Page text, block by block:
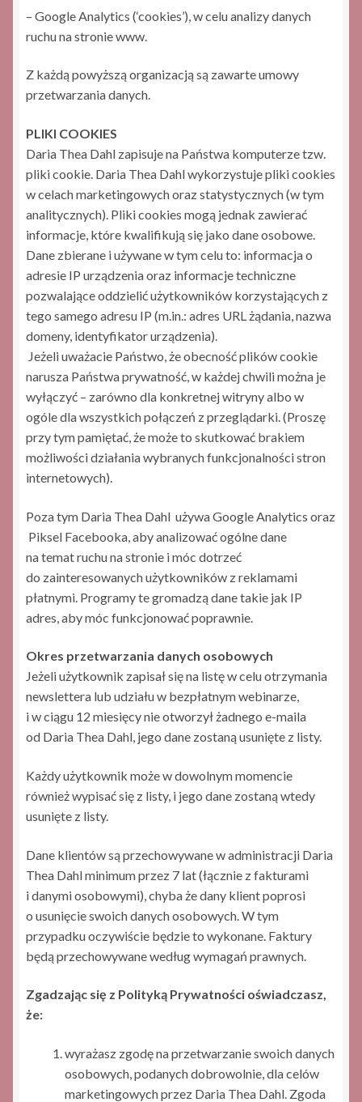
– Google Analytics (‘cookies’), w celu analizy danych
ruchu na stronie www.
Z każdą powyższą organizacją są zawarte umowy
przetwarzania danych.
PLIKI COOKIES
Daria Thea Dahl zapisuje na Państwa komputerze tzw.
pliki cookie. Daria Thea Dahl wykorzystuje pliki cookies
w celach marketingowych oraz statystycznych (w tym
analitycznych). Pliki cookies mogą jednak zawierać
informacje, które kwalifikują się jako dane osobowe.
Dane zbierane i używane w tym celu to: informacja o
adresie IP urządzenia oraz informacje techniczne
pozwalające oddzielić użytkowników korzystających z
tego samego adresu IP (m.in.: adres URL żądania, nazwa
domeny, identyfikator urządzenia).
Jeżeli uważacie Państwo, że obecność plików cookie
narusza Państwa prywatność, w każdej chwili można je
wyłączyć – zarówno dla konkretnej witryny albo w
ogóle dla wszystkich połączeń z przeglądarki. (Proszę
przy tym pamiętać, że może to skutkować brakiem
możliwości działania wybranych funkcjonalności stron
internetowych).
Poza tym Daria Thea Dahl używa Google Analytics oraz
Piksel Facebooka, aby analizować ogólne dane
na temat ruchu na stronie i móc dotrzeć
do zainteresowanych użytkowników z reklamami
płatnymi. Programy te gromadzą dane takie jak IP
adres, aby móc funkcjonować poprawnie.
Okres przetwarzania danych osobowych
Jeżeli użytkownik zapisał się na listę w celu otrzymania
newslettera lub udziału w bezpłatnym webinarze,
i w ciągu 12 miesięcy nie otworzył żadnego e-maila
od Daria Thea Dahl, jego dane zostaną usunięte z listy.
Każdy użytkownik może w dowolnym momencie
również wypisać się z listy, i jego dane zostaną wtedy
usunięte z listy.
Dane klientów są przechowywane w administracji Daria
Thea Dahl minimum przez 7 lat (łącznie z fakturami
i danymi osobowymi), chyba że dany klient poprosi
o usunięcie swoich danych osobowych. W tym
przypadku oczywiście będzie to wykonane. Faktury
będą przechowywane według wymagań prawnych.
Zgadzając się z Polityką Prywatności oświadczasz,
że:
wyrażasz zgodę na przetwarzanie swoich danych
osobowych, podanych dobrowolnie, dla celów
marketingowych przez Daria Thea Dahl. Zgoda